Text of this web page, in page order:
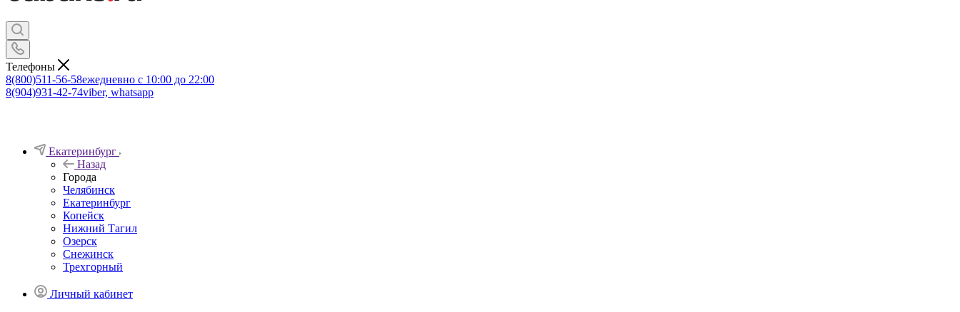
Телефоны
8(800)511-56-58ежедневно с 10:00 до 22:00
8(904)931-42-74viber, whatsapp
Екатеринбург
Назад
Города
Челябинск
Екатеринбург
Копейск
Нижний Тагил
Озерск
Снежинск
Трехгорный
Личный кабинет